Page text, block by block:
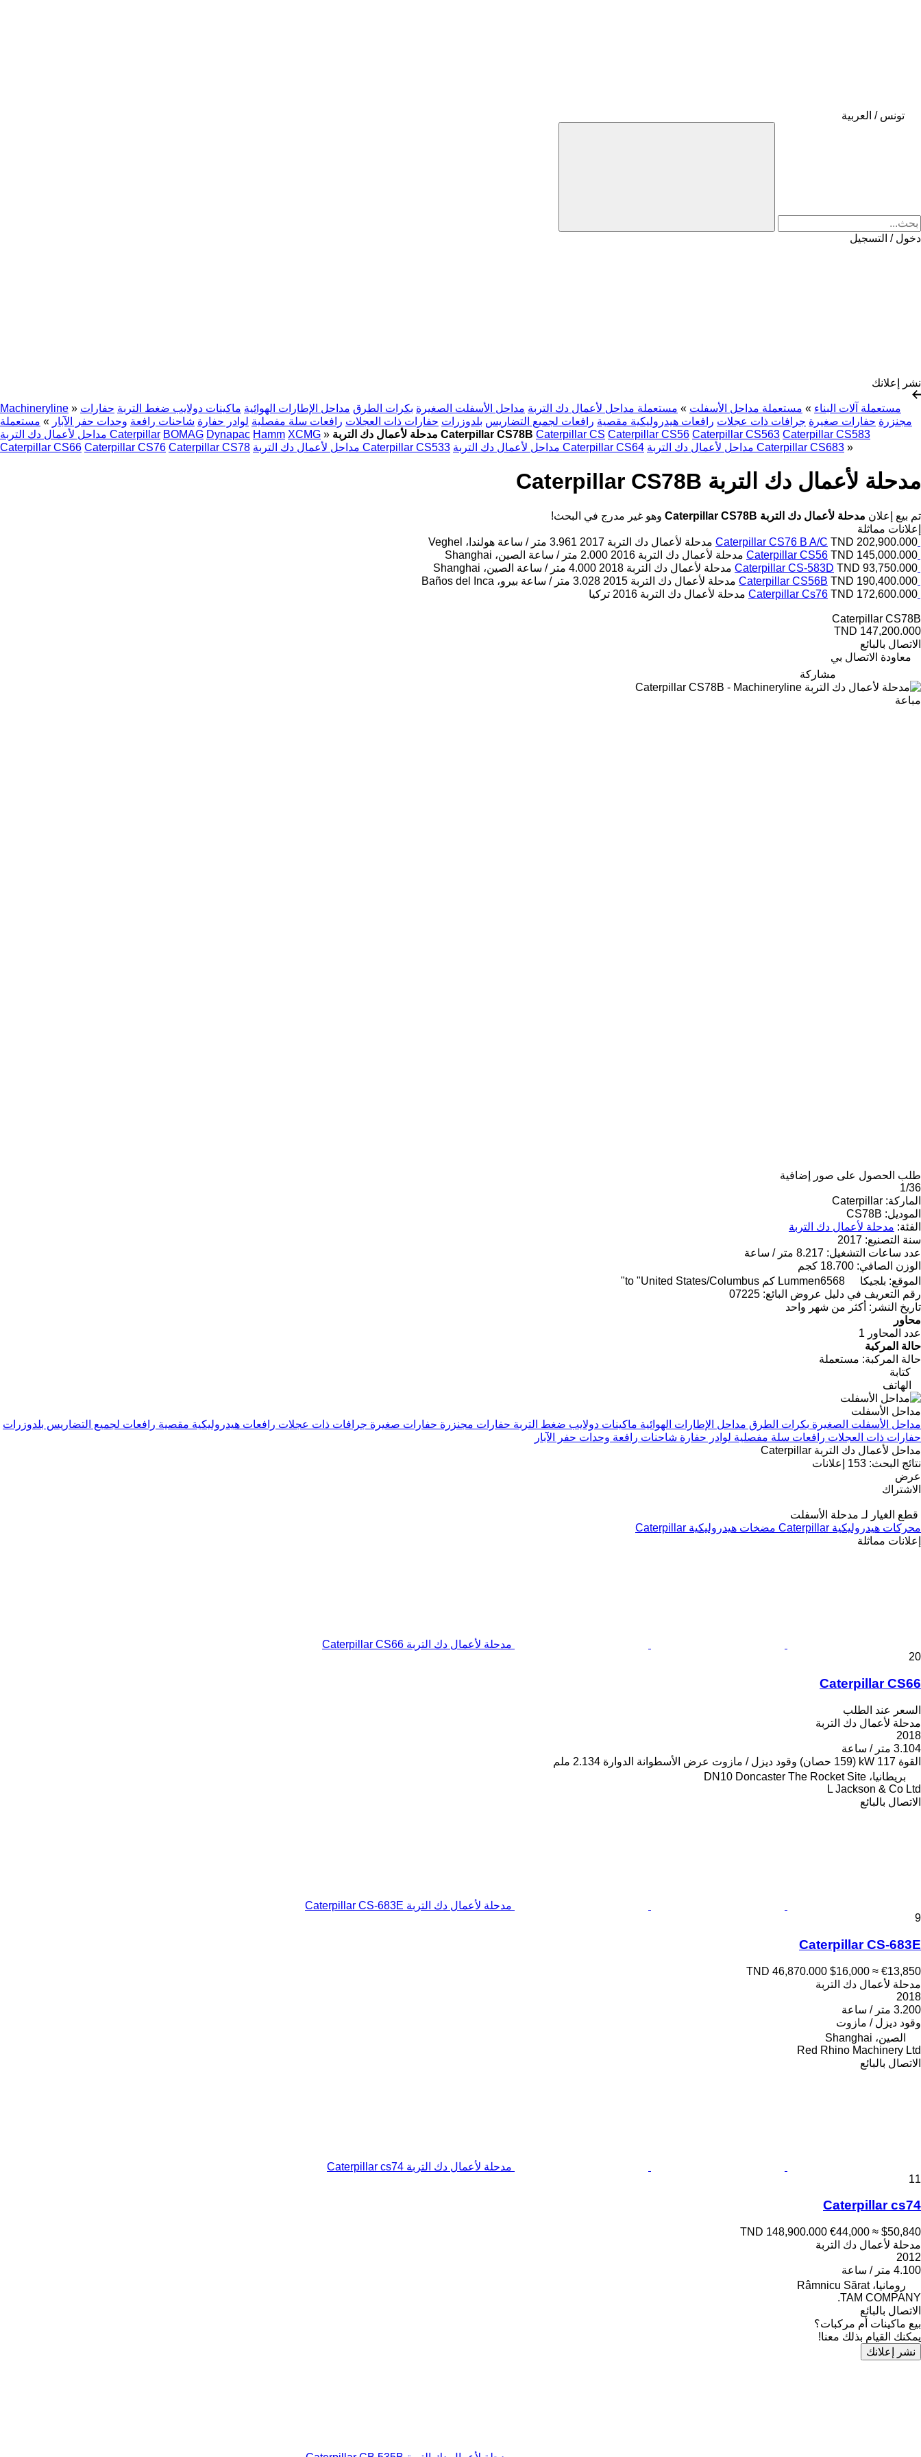
تونس / العربية
دخول / التسجيل
نشر إعلانك
Machineryline » مستعملة آلات البناء » مستعملة مداحل الأسفلت » مستعملة مداحل لأعمال دك التربة مداحل الأسفلت الصغيرة بكرات الطرق مداحل الإطارات الهوائية ماكينات دولايب ضغط التربة حفارات
مجنزرة حفارات صغيرة جرافات ذات عجلات رافعات هيدروليكية مقصية رافعات لجميع التضاريس بلدوزرات حفارات ذات العجلات رافعات سلة مفصلية لوادر حفارة شاحنات رافعة وحدات حفر الآبار » مستعملة
مداحل لأعمال دك التربة Caterpillar BOMAG Dynapac Hamm XCMG » مدحلة لأعمال دك التربة Caterpillar CS78B Caterpillar CS Caterpillar CS56 Caterpillar CS563 Caterpillar CS583
Caterpillar CS66 Caterpillar CS76 Caterpillar CS78 مداحل لأعمال دك التربة Caterpillar CS533 مداحل لأعمال دك التربة Caterpillar CS64 مداحل لأعمال دك التربة Caterpillar CS683 »
مدحلة لأعمال دك التربة Caterpillar CS78B
تم بيع إعلان مدحلة لأعمال دك التربة Caterpillar CS78B
وهو غير مدرج في البحث!
إعلانات مماثلة
Caterpillar CS76 B A/C TND 202,900.000 مدحلة لأعمال دك التربة 2017 3.961 متر / ساعة
هولندا، Veghel
Caterpillar CS56 TND 145,000.000 مدحلة لأعمال دك التربة 2016 2.000 متر / ساعة
الصين، Shanghai
Caterpillar CS-583D TND 93,750.000 مدحلة لأعمال دك التربة 2018 4.000 متر / ساعة
الصين، Shanghai
Caterpillar CS56B TND 190,400.000 مدحلة لأعمال دك التربة 2015 3.028 متر / ساعة
بيرو، Baños del Inca
Caterpillar Cs76 TND 172,600.000 مدحلة لأعمال دك التربة 2016 تركيا
Caterpillar CS78B
TND 147,200.000
الاتصال بالبائع
معاودة الاتصال بي
مشاركة
مباعة
طلب الحصول على صور إضافية
1/36
الماركة: Caterpillar
الموديل: CS78B
الفئة: مدحلة لأعمال دك التربة
سنة التصنيع: 2017
عدد ساعات التشغيل: 8.217 متر / ساعة
الوزن الصافي: 18.700 كجم
الموقع: بلجيكا Lummen6568 كم to "United States/Columbus"
رقم التعريف في دليل عروض البائع: 07225
تاريخ النشر: أكثر من شهر واحد
محاور
عدد المحاور 1
حالة المركبة
حالة المركبة: مستعملة
كتابة
الهاتف
مداحل الأسفلت
مداحل الأسفلت الصغيرة بكرات الطرق مداحل الإطارات الهوائية ماكينات دولايب ضغط التربة حفارات مجنزرة حفارات صغيرة جرافات ذات عجلات رافعات هيدروليكية مقصية رافعات لجميع التضاريس بلدوزرات
حفارات ذات العجلات رافعات سلة مفصلية لوادر حفارة شاحنات رافعة وحدات حفر الآبار
مداحل لأعمال دك التربة Caterpillar
نتائج البحث: 153 إعلانات
عرض
الاشتراك
قطع الغيار لـ مدحلة الأسفلت
محركات هيدروليكية Caterpillar
مضخات هيدروليكية Caterpillar
إعلانات مماثلة
مدحلة لأعمال دك التربة Caterpillar CS66
20
Caterpillar CS66
السعر عند الطلب
مدحلة لأعمال دك التربة
2018
3.104 متر / ساعة
القوة 117 kW (159 حصان) وقود ديزل / مازوت عرض الأسطوانة الدوارة 2.134 ملم
بريطانيا، DN10 Doncaster The Rocket Site
L Jackson & Co Ltd
الاتصال بالبائع
مدحلة لأعمال دك التربة Caterpillar CS-683E
9
Caterpillar CS-683E
TND 46,870.000 $16,000 ≈ €13,850
مدحلة لأعمال دك التربة
2018
3.200 متر / ساعة
وقود ديزل / مازوت
الصين، Shanghai
Red Rhino Machinery Ltd
الاتصال بالبائع
مدحلة لأعمال دك التربة Caterpillar cs74
11
Caterpillar cs74
TND 148,900.000 €44,000 ≈ $50,840
مدحلة لأعمال دك التربة
2012
4.100 متر / ساعة
رومانيا، Râmnicu Sărat
TAM COMPANY.
الاتصال بالبائع
بيع ماكينات أم مركبات؟
يمكنك القيام بذلك معنا!
نشر إعلانك